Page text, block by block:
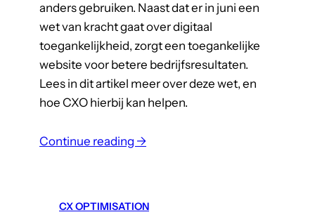
anders gebruiken. Naast dat er in juni een
wet van kracht gaat over digitaal
toegankelijkheid, zorgt een toegankelijke
website voor betere bedrijfsresultaten.
Lees in dit artikel meer over deze wet, en
hoe CXO hierbij kan helpen.
Continue reading →:
CX OPTIMISATION